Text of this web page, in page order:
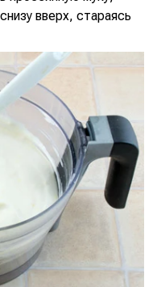
вверх, стараясь